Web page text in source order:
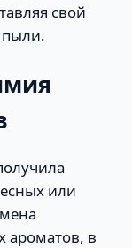
свой
пыли.
или
ароматов, в